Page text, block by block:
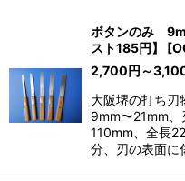
ボタンのみ
スト185円】
[
2,700円 ～
大阪堺の打ち刃
9mm〜21mm、
110mm、全長
分、刃の表面に